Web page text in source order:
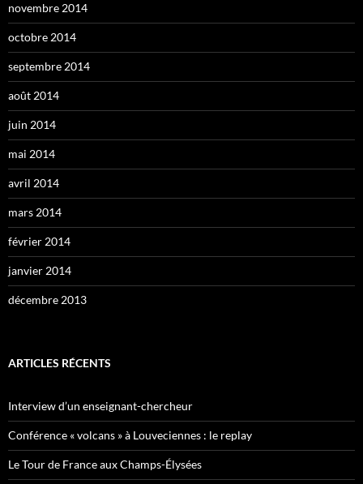
novembre 2014
octobre 2014
septembre 2014
août 2014
juin 2014
mai 2014
avril 2014
mars 2014
février 2014
janvier 2014
décembre 2013
ARTICLES RÉCENTS
Interview d’un enseignant-chercheur
Conférence « volcans » à Louveciennes : le replay
Le Tour de France aux Champs-Élysées